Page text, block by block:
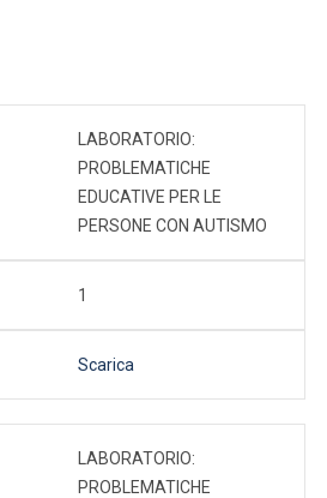
LABORATORIO:
PROBLEMATICHE
EDUCATIVE PER LE
PERSONE CON AUTISMO
1
Scarica
LABORATORIO:
PROBLEMATICHE